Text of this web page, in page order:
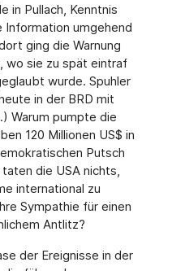
in Pullach, Kenntnis
umgehend
ging die Warnung
wo sie zu spät eintraf
wurde. Spuhler
in der BRD mit
Warum pumpte die
120 Millionen US$ in
Putsch
die USA nichts,
international zu
Sympathie für einen
Antlitz?
der Ereignisse in der